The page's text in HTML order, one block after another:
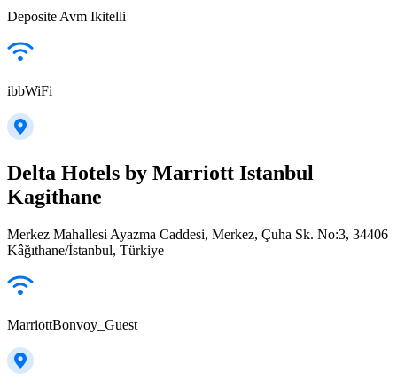
Deposite Avm Ikitelli
ibbWiFi
Delta Hotels by Marriott Istanbul
Kagithane
Merkez Mahallesi Ayazma Caddesi, Merkez, Çuha Sk. No:3, 34406
Kâğıthane/İstanbul, Türkiye
MarriottBonvoy_Guest